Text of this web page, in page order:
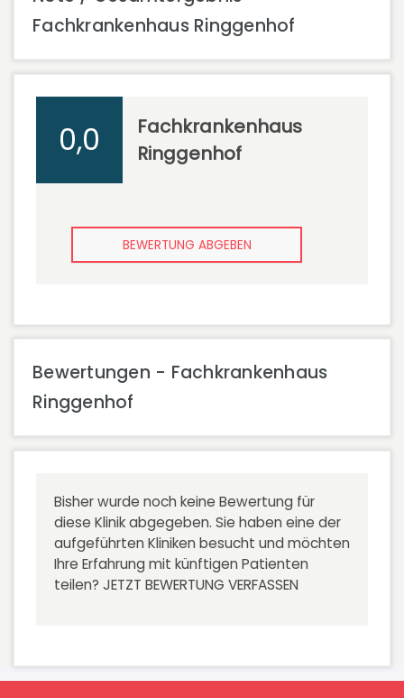
Fachkrankenhaus Ringgenhof
0,0
Fachkrankenhaus
Ringgenhof
BEWERTUNG ABGEBEN
Bewertungen - Fachkrankenhaus
Ringgenhof
Bisher wurde noch keine Bewertung für
diese Klinik abgegeben. Sie haben eine der
aufgeführten Kliniken besucht und möchten
Ihre Erfahrung mit künftigen Patienten
teilen? JETZT BEWERTUNG VERFASSEN